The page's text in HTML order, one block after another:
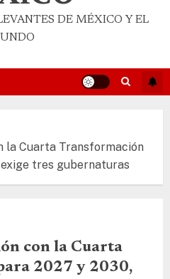
DE MÉXICO Y EL
la Cuarta Transformación
tres gubernaturas
con la Cuarta
2027 y 2030,